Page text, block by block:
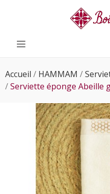
Accueil HAMMAM
Serviette éponge Abeille